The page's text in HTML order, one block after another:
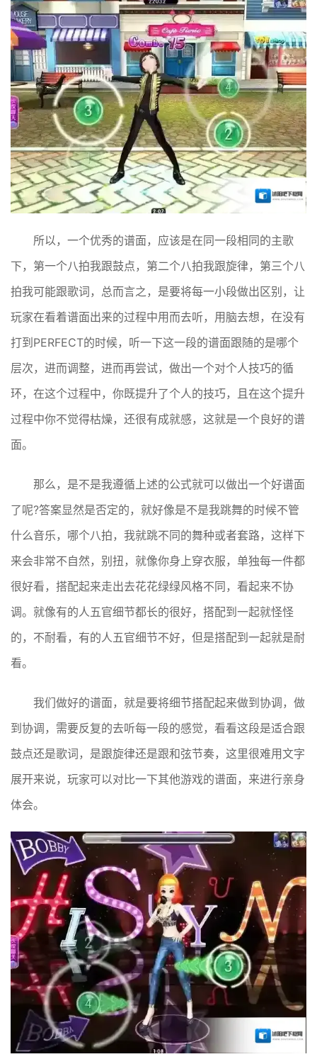
所以，一个优秀的谱面，应该是在同一段相同的主歌
下，第一个八拍我跟鼓点，第二个八拍我跟旋律，第三个八
拍我可能跟歌词，总而言之，是要将每一小段做出区别，让
玩家在看着谱面出来的过程中用而去听，用脑去想，在没有
打到PERFECT的时候，听一下这一段的谱面跟随的是哪个
层次，进而调整，进而再尝试，做出一个对个人技巧的循
环，在这个过程中，你既提升了个人的技巧，且在这个提升
过程中你不觉得枯燥，还很有成就感，这就是一个良好的谱
面。
那么，是不是我遵循上述的公式就可以做出一个好谱面
了呢?答案显然是否定的，就好像是不是我跳舞的时候不管
什么音乐，哪个八拍，我就跳不同的舞种或者套路，这样下
来会非常不自然，别扭，就像你身上穿衣服，单独每一件都
很好看，搭配起来走出去花花绿绿风格不同，看起来不协
调。就像有的人五官细节都长的很好，搭配到一起就怪怪
的，不耐看，有的人五官细节不好，但是搭配到一起就是耐
看。
我们做好的谱面，就是要将细节搭配起来做到协调，做
到协调，需要反复的去听每一段的感觉，看看这段是适合跟
鼓点还是歌词，是跟旋律还是跟和弦节奏，这里很难用文字
展开来说，玩家可以对比一下其他游戏的谱面，来进行亲身
体会。